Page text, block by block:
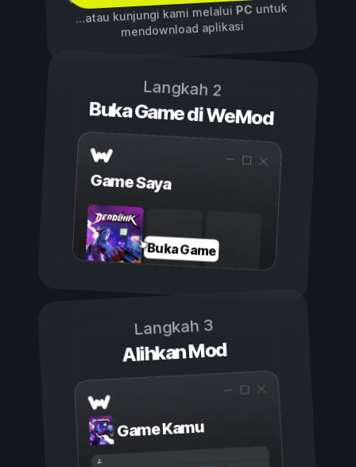
...atau kunjungi kami melalui PCuntuk
mendownload aplikasi
Langkah 2
Buka Game di WeMod
Game Saya
Buka Game
Langkah 3
Alihkan Mod
Game Kamu